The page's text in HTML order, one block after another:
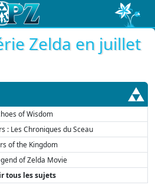
Zelda en juillet
of Wisdom
: Les Chroniques du Sceau
of the Kingdom
of Zelda Movie
tous les sujets